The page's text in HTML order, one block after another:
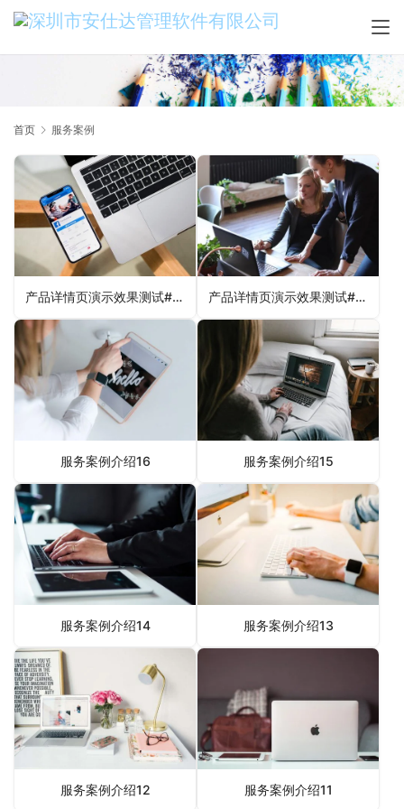
首页 服务案例
产品详情页演示效果测试#风格1 产品详情页演示效果测试#风格12
服务案例介绍16 服务案例介绍15
服务案例介绍14 服务案例介绍13
服务案例介绍12 服务案例介绍11